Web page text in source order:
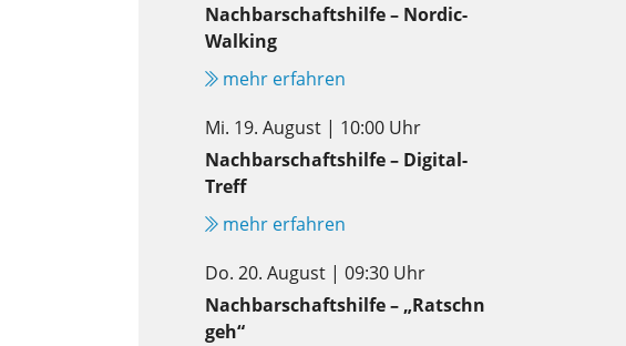
Nachbarschaftshilfe – Nordic-
Walking
mehr erfahren
Mi. 19. August | 10:00 Uhr
Nachbarschaftshilfe – Digital-
Treff
mehr erfahren
Do. 20. August | 09:30 Uhr
Nachbarschaftshilfe – „Ratschn
geh“